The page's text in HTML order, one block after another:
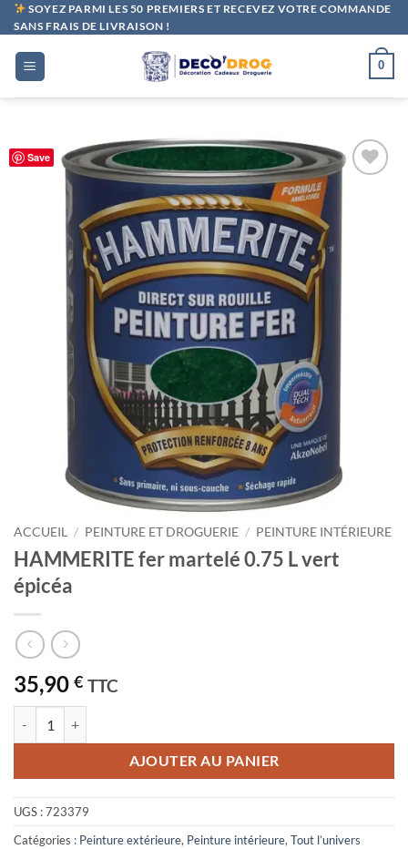
Passer
au
contenu
SOYEZ PARMI LES 50 PREMIERS ET RECEVEZ VOTRE COMMANDE
SANS FRAIS DE LIVRAISON !
0
Save
ACCUEIL / PEINTURE ET DROGUERIE / PEINTURE INTÉRIEURE
HAMMERITE fer martelé 0.75 L vert
épicéa
35,90 € TTC
AJOUTER AU PANIER
UGS :723379
Catégories : Peinture extérieure, Peinture intérieure,Tout l’univers